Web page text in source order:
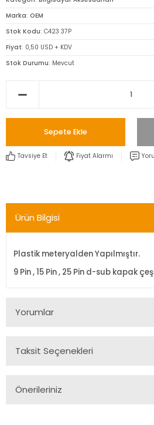
Marka OEM
Stok Kodu C423 37P
Fiyat 0,50 USD + KDV
Stok Durumu Mevcut
Sepete Ekle
Tavsiye Et Fiyat Alarmı
Ürün Bilgisi
Plastik meteryalden Yapılmıştır.
9 Pin , 15 Pin , 25 Pin d-sub kapak
Yorumlar
Taksit Seçenekleri
Önerileriniz